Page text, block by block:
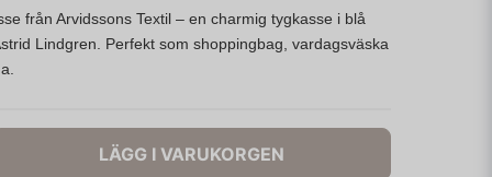
från Arvidssons Textil – en charmig tygkasse i blå
Lindgren. Perfekt som shoppingbag, vardagsväska
LÄGG I VARUKORGEN